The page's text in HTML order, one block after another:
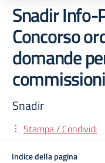
Snadir
Concorso
domande
Snadir
Stampa / Condividi
Indice della pagina